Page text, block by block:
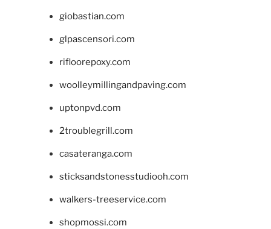
giobastian.com
glpascensori.com
rifloorepoxy.com
woolleymillingandpaving.com
uptonpvd.com
2troublegrill.com
casateranga.com
sticksandstonesstudiooh.com
walkers-treeservice.com
shopmossi.com